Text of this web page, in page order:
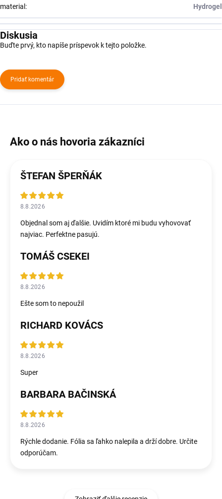
material: Hydrogel
Diskusia
Buďte prvý, kto napíše príspevok k tejto položke.
Pridať komentár
ŠTEFAN ŠPERŇÁK
8.8.2026
Objednal som aj ďalšie. Uvidím ktoré mi budu vyhovovať
najviac. Perfektne pasujú.
TOMÁŠ CSEKEI
8.8.2026
Ešte som to nepoužil
RICHARD KOVÁCS
8.8.2026
Super
BARBARA BAČINSKÁ
8.8.2026
Rýchle dodanie. Fólia sa ľahko nalepila a drží dobre. Určite
odporúčam.